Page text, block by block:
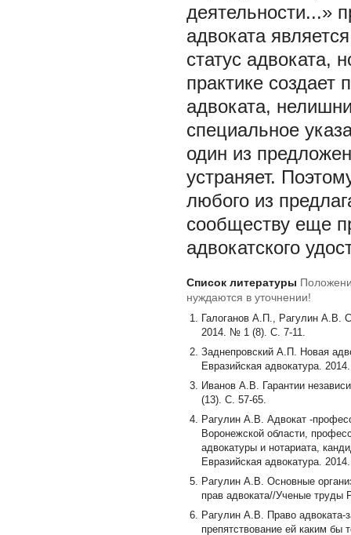
деятельности...»
адвоката
статус адвоката,
практике
адвоката,
специальное
один из
устраняет.
любого из
сообществу еще
адвокатского
Список литературы
нуждаются в уточнении!
Галоганов А.П., Рагулин А.В.
2014. № 1 (8). С. 7-11.
Заднепровский А.П. Новая
Евразийская адвокатура.
Иванов А.В. Гарантии
(13). С. 57-65.
Рагулин А.В. Адвокат -
Воронежской области,
адвокатуры и нотариата,
Евразийская адвокатура.
Рагулин А.В. Основные
прав адвоката//Ученые труды
Рагулин А.В. Право адвоката-
препятствование ей каким бы